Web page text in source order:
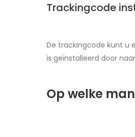
Trackingcode
De trackingcode kunt u
is geïnstalleerd door
Op welke